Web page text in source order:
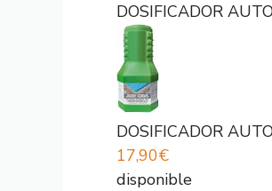
DOSIFICADOR
DOSIFICADOR
17,90€
disponible